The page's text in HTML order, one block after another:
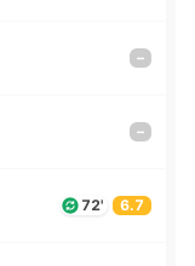
–
–
72' 6.7